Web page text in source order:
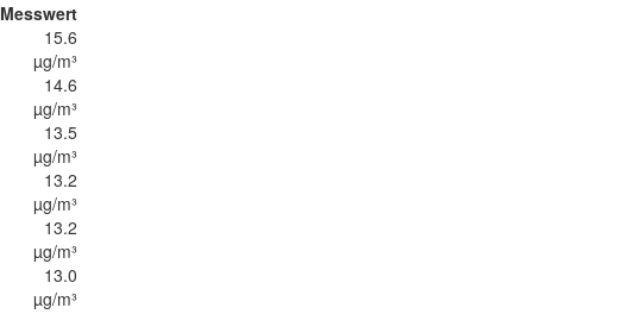
Messwert
15.6
µg/m³
14.6
µg/m³
13.5
µg/m³
13.2
µg/m³
13.2
µg/m³
13.0
µg/m³